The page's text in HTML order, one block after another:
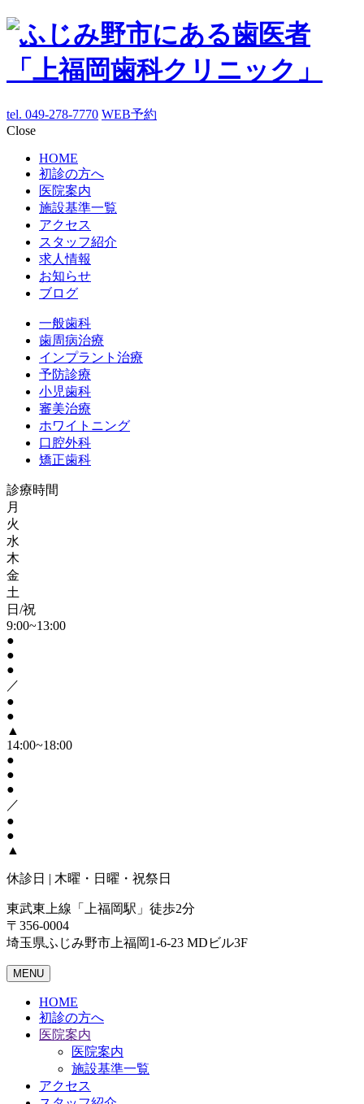
tel. 049-278-7770 WEB予約
Close
HOME
初診の方へ
医院案内
施設基準一覧
アクセス
スタッフ紹介
求人情報
お知らせ
ブログ
一般歯科
歯周病治療
インプラント治療
予防診療
小児歯科
審美治療
ホワイトニング
口腔外科
矯正歯科
診療時間
月
火
水
木
金
土
日/祝
9:00~13:00
●
●
●
／
●
●
▲
14:00~18:00
●
●
●
／
●
●
▲
休診日 | 木曜・日曜・祝祭日
東武東上線「上福岡駅」徒歩2分
〒356-0004
埼玉県ふじみ野市上福岡1-6-23 MDビル3F
MENU
HOME
初診の方へ
医院案内
医院案内
施設基準一覧
アクセス